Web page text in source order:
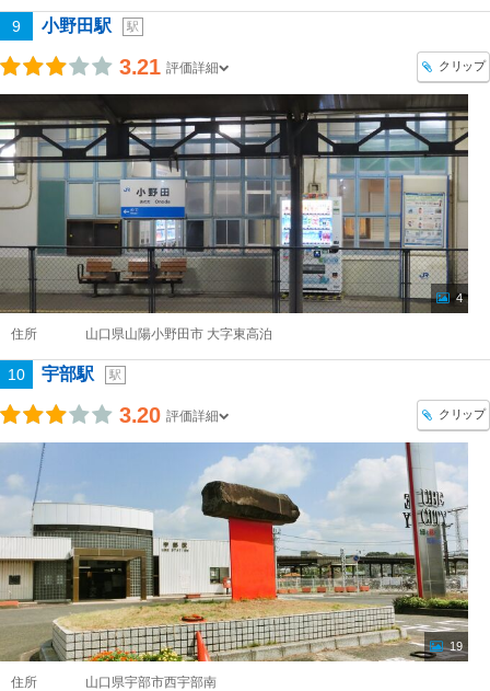
9 小野田駅 駅
3.21 評価詳細 クリップ
4
住所 山口県山陽小野田市 大字東高泊
10 宇部駅 駅
3.20 評価詳細 クリップ
19
住所 山口県宇部市西宇部南